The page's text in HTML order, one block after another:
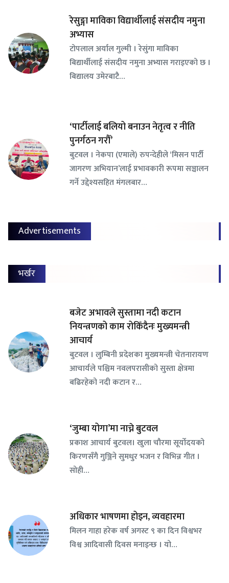
रेसुङ्गा माविका विद्यार्थीलाई संसदीय नमुना
अभ्यास
टोपलाल अर्याल गुल्मी । रेसुंगा माविका
बिद्यार्थीलाई संसदीय नमुना अभ्यास गराइएको छ ।
बिद्यालय उमेरबाटै…
‘पार्टीलाई बलियो बनाउन नेतृत्व र नीति
पुनर्गठन गरौँ’
बुटवल । नेकपा (एमाले) रुपन्देहीले ‘मिसन पार्टी
जागरण अभियान’लाई प्रभावकारी रूपमा सञ्चालन
गर्ने उद्देश्यसहित मंगलबार…
Advertisements
भर्खर
बजेट अभावले सुस्तामा नदी कटान
नियन्त्रणको काम रोकिँदैनः मुख्यमन्त्री
आचार्य
बुटवल । लुम्बिनी प्रदेशका मुख्यमन्त्री चेतनारायण
आचार्यले पश्चिम नवलपरासीको सुस्ता क्षेत्रमा
बढिरहेको नदी कटान र…
‘जुम्बा योगा’मा नाच्ने बुटवल
प्रकाश आचार्य बुटवल। खुला चौरमा सूर्योदयको
किरणसँगै गुञ्जिने सुमधुर भजन र विभिन्न गीत ।
सोही…
अधिकार भाषणमा होइन, व्यवहारमा
मिलन गाहा हरेक वर्ष अगस्ट ९ का दिन विश्वभर
विश्व आदिवासी दिवस मनाइन्छ । यो…